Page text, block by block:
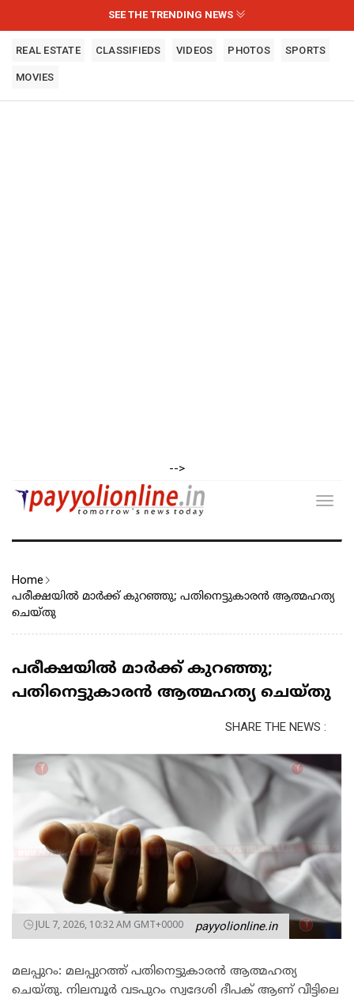
SEE THE TRENDING NEWS
REAL ESTATE CLASSIFIEDS VIDEOS PHOTOS SPORTS
MOVIES
-->
Home
പരീക്ഷയിൽ മാർക്ക് കുറഞ്ഞു; പതിനെട്ടുകാരൻ ആത്മഹത്യ
ചെയ്തു
പരീക്ഷയിൽ മാർക്ക് കുറഞ്ഞു;
പതിനെട്ടുകാരൻ ആത്മഹത്യ ചെയ്തു
SHARE THE NEWS :
JUL 7, 2026, 10:32 AM GMT+0000 payyolionline.in
മലപ്പുറം: മലപ്പുറത്ത് പതിനെട്ടുകാരൻ ആത്മഹത്യ
ചെയ്തു. നിലമ്പൂർ വടപുറം സ്വദേശി ദീപക് ആണ് വീട്ടിലെ